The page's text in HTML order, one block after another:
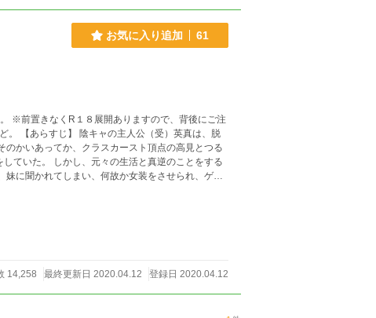
お気に入り追加 61
※前置きなくR１８展開ありますので、背後にご注
かいあってか、クラスカースト頂点の高見とつる
ていた。 しかし、元々の生活と真逆のことをする
に聞かれてしまい、何故か女装をさせられ、ゲー
ようで日頃の鬱憤を晴らすように酷いゲームプレ
14,258 最終更新日 2020.04.12 登録日 2020.04.12